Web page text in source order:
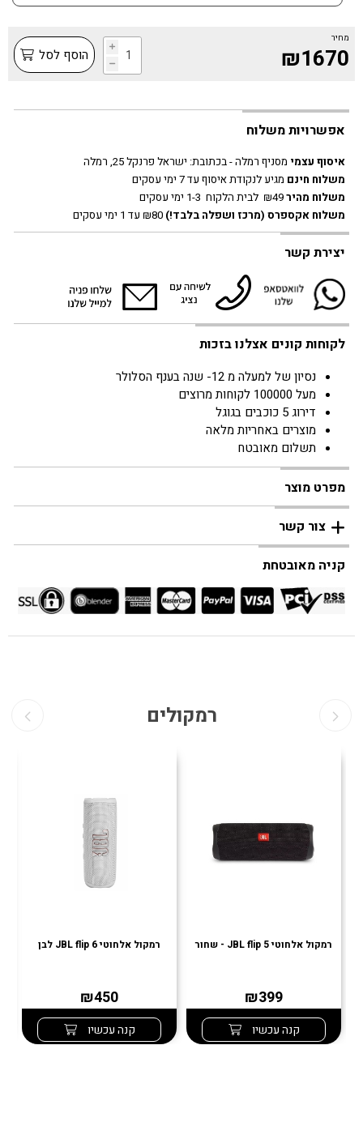
מחיר
₪1670
i
h הוסף לסל
אפשרויות משלוח
איסוף עצמי מסניף רמלה - בכתובת: ישראל פרנקל 25, רמלה
משלוח חינם מגיע לנקודת איסוף עד 7 ימי עסקים
משלוח מהיר
משלוח אקספרס (מרכז ושפלה בלבד!)
יצירת קשר
לקוחות קונים אצלנו בזכות
נסיון של למעלה מ 12- שנה בענף הסלולר
מעל 100000 לקוחות מרוצים
דירוג 5 כוכבים בגוגל
מוצרים באחריות מלאה
תשלום מאובטח
מפרט מוצר
צור קשר
קניה מאובטחת
רמקולים
רמקול אלחוטי JBL flip 5 - שחור
₪399
קנה עכשיו
רמקול אלחוטי JBL flip 6 לבן
₪450
קנה עכשיו